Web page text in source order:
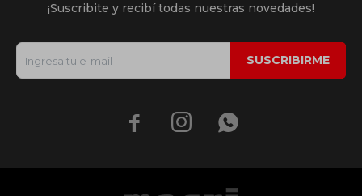
¡Suscribite y recibí todas nuestras novedades!
SUSCRIBIRME
  